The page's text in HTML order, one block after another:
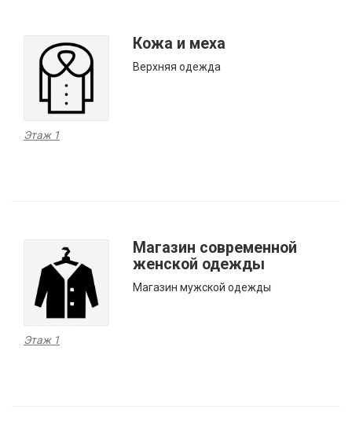
Кожа и меха
Верхняя одежда
Этаж 1
Магазин современной
женской одежды
Магазин мужской одежды
Этаж 1